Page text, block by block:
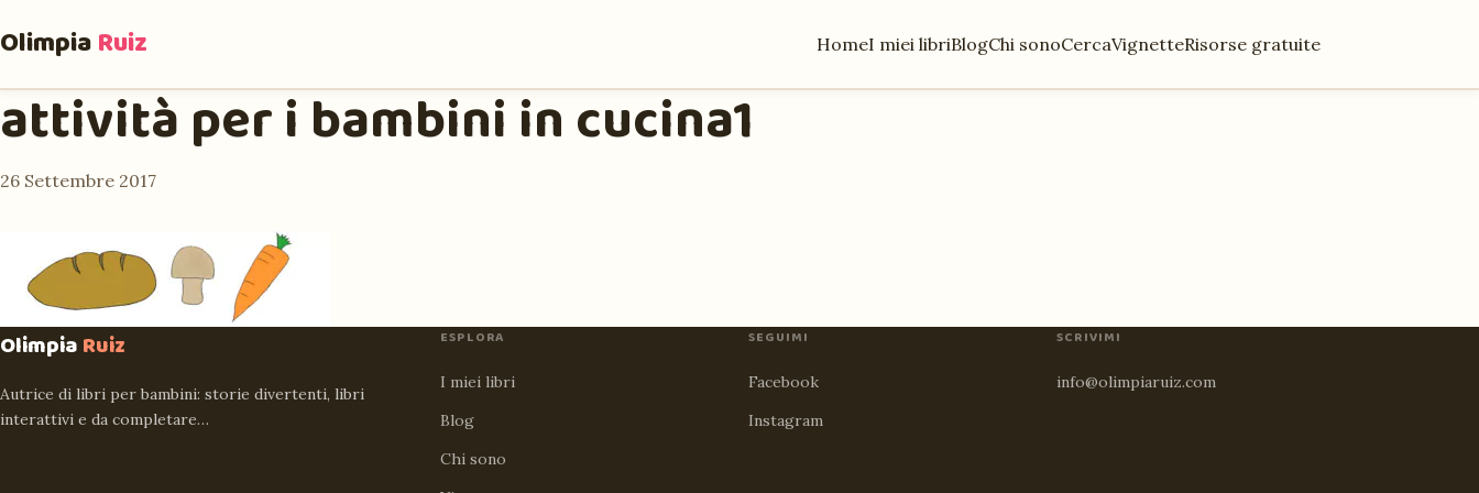
OlimpiaRuiz HomeI miei libriBlogChi sonoCercaVignetteRisorse gratuite
attività per i bambini in cucina1
26 Settembre 2017
OlimpiaRuiz
Autrice di libri per bambini: storie divertenti, libri
interattivi e da completare…
ESPLORA
I miei libri
Blog
Chi sono
SEGUIMI
Facebook
Instagram
SCRIVIMI
info@olimpiaruiz.com